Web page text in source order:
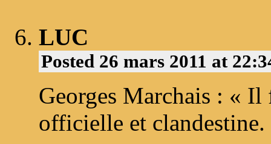
LUC
Posted 26 mars 2011 at
Georges Marchais : «
officielle et clandestine.